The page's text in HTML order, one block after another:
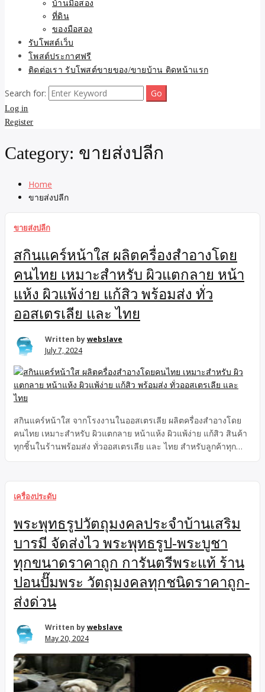
บ้านมือสอง
ที่ดิน
ของมือสอง
รับโพสต์เว็บ
โพสต์ประกาศฟรี
ติดต่อเรา รับโพสต์ขายของ/ขายบ้าน ติดหน้าแรก
Search for:
Log in
Register
Category: ขายส่งปลีก
Home
ขายส่งปลีก
ขายส่งปลีก
สกินแคร์หน้าใส ผลิตครื่องสำอางโดย
คนไทย เหมาะสำหรับ ผิวแตกลาย หน้า
แห้ง ผิวแพ้ง่าย แก้สิว พร้อมส่ง ทั่ว
ออสเตรเลีย และ ไทย
Written bywebslave
July 7, 2024
สกินแคร์หน้าใส จากโรงงานในออสเตรเลีย ผลิตครื่องสำอางโดย
คนไทย เหมาะสำหรับ ผิวแตกลาย หน้าแห้ง ผิวแพ้ง่าย แก้สิว สินค้า
ทุกชิ้นในร้านพร้อมส่ง ทั่วออสเตรเลีย และ ไทย สำหรับลูกค้าทุก
เครื่องประดับ
พระพุทธรูปวัตถุมงคลประจำบ้านเสริม
บารมี จัดส่งไว พระพุทธรูป-พระบูชา
ทุกขนาดราคาถูก การันตรีพระแท้ ร้าน
ปอนปั๊มพระ วัตถุมงคลทุกชนิดราคาถูก-
ส่งด่วน
Written bywebslave
May 20, 2024